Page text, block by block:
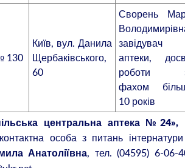
130
Київ, вул. Данила
Щербаківського,
60
Сворень
завідувач
аптеки,
роботи
фахом
10 років
центральна аптека №24»,
контактна особа з питань
Анатоліївна, тел. (04595) 6-06-